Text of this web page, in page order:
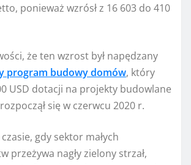
ponieważ wzrósł z 16 603 do 410
że ten wzrost był napędzany
program budowy domów, który
USD dotacji na projekty budowlane
się w czerwcu 2020 r.
gdy sektor małych
przeżywa nagły zielony strzał,